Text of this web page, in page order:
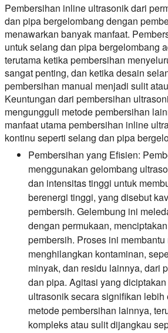
Pembersihan inline ultrasonik dari
dan pipa bergelombang dengan
menawarkan banyak manfaat.
untuk selang dan pipa bergelombang
terutama ketika pembersihan
sangat penting, dan ketika desain
pembersihan manual menjadi sulit
Keuntungan dari pembersihan
mengungguli metode pembersihan
manfaat utama pembersihan inline
kontinu seperti selang dan pipa
Pembersihan yang Efisien:
menggunakan gelombang
dan intensitas tinggi untuk
berenergi tinggi, yang disebut
pembersih. Gelembung ini
dengan permukaan,
pembersih. Proses ini
menghilangkan kontaminan,
minyak, dan residu lainnya, dari
dan pipa. Agitasi yang
ultrasonik secara signifikan lebih
metode pembersihan lainnya,
kompleks atau sulit dijangkau